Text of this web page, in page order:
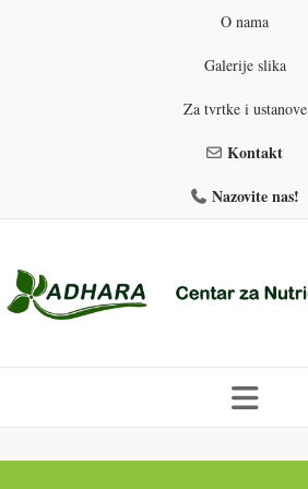
O nama
Galerije slika
Za tvrtke i ustanove
Kontakt
Nazovite nas!
to